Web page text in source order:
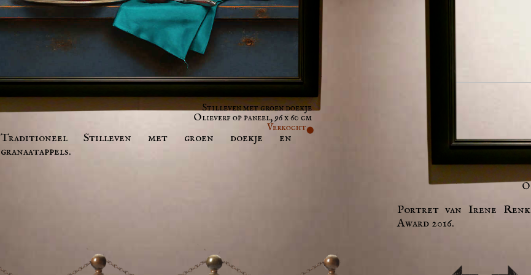
Stilleven met groen doekje
Olieverf op paneel, 96 x 60 cm
Verkocht
Traditioneel Stilleven met groen doekje en
granaatappels.
Portret van Irene
Award 2016.